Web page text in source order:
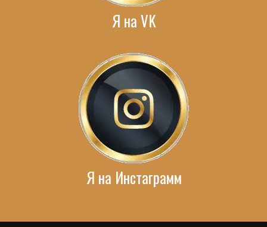
Я на VK
Я на Инстаграмм